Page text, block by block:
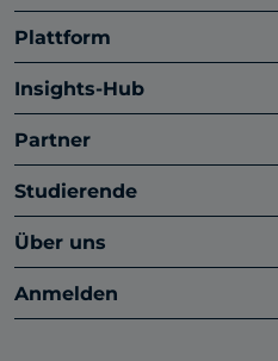
Plattform
Insights-Hub
Partner
Studierende
Über uns
Anmelden